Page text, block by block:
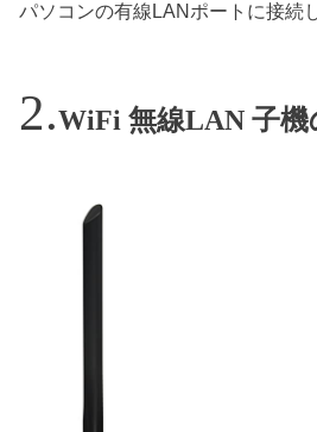
パソコンの有線LANポートに接続
WiFi 無線LAN 子機